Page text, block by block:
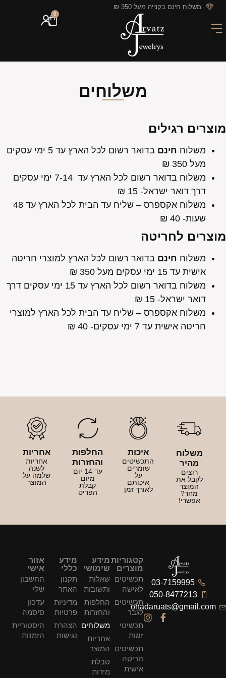
לתוכן משלוח חינם בקנייה מעל 350 ₪
0
משלוחים
מוצרים רגילים
משלוח חינם
בדואר רשום לכל הארץ עד 5 ימי עסקים
מעל 350 ₪
משלוח בדואר רשום לכל הארץ עד 7-14 ימי עסקים
דרך דואר ישראל- 15 ₪
משלוח אקספרס – שליח עד הבית לכל הארץ עד 48
שעות- 40 ₪
מוצרים לחריטה
משלוח חינם בדואר רשום לכל הארץ למוצרי חריטה
אישית עד 15 ימי עסקים מעל 350 ₪
משלוח בדואר רשום לכל הארץ עד 15 ימי עסקים דרך
דואר ישראל- 15 ₪
משלוח אקספרס – שליח עד הבית לכל הארץ למוצרי
חריטה אישית עד 7 ימי עסקים- 40 ₪
משלוח
מהיר
רוצים
לקבל את
המוצר
מחר?
אפשרי!
איכות
התכשיטים
שומרים
על
איכותם
לאורך זמן
החלפות
והחזרות
עד 14 יום
מיום
קבלת
הפריט
אחריות
אחריות
לשנה
שלמה על
המוצר
03-7159995
050-8477213
ohadaruats@gmail.com
קטגוריות
מוצרים
תכשיטים
לאישה
תכשיטים
לגבר
תכשיטי
זוגות
תכשיטים
חריטה
אישית
מידע
שימושי
שאלות
ותשובות
החלפות
והחזרות
משלוחים
אחריות
המוצר
טבלת
מידות
מידע
כללי
תקנון
האתר
מדיניות
פרטיות
הצהרת
נגישות
אזור
אישי
החשבון
שלי
עדכון
סיסמה
היסטוריית
הזמנות